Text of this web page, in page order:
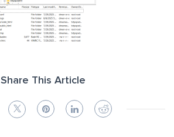
Share This Article